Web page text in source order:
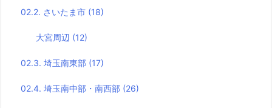
02.2. さいたま市 (18)
大宮周辺 (12)
02.3. 埼玉南東部 (17)
02.4. 埼玉南中部・南西部 (26)